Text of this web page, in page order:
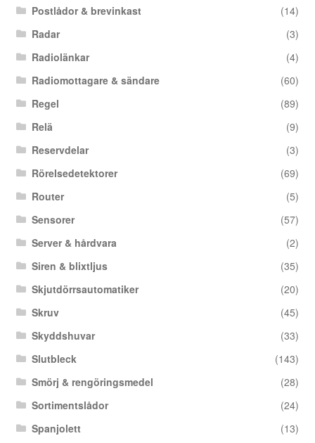
Postlådor & brevinkast
(14)
Radar
(3)
Radiolänkar
(4)
Radiomottagare & sändare
(60)
Regel
(89)
Relä
(9)
Reservdelar
(3)
Rörelsedetektorer
(69)
Router
(5)
Sensorer
(57)
Server & hårdvara
(2)
Siren & blixtljus
(35)
Skjutdörrsautomatiker
(20)
Skruv
(45)
Skyddshuvar
(33)
Slutbleck
(143)
Smörj & rengöringsmedel
(28)
Sortimentslådor
(24)
Spanjolett
(13)